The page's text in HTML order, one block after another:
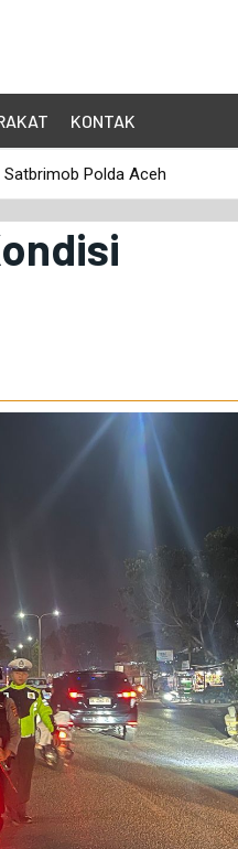
KONTAK
Rakabuming Raka di Aceh